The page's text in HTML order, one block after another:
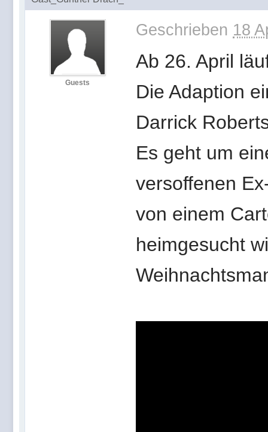
Guests
Geschrieben 18
Ab 26. April
Die Adaption
Darrick
Es geht um
versoffenen
von einem
heimgesucht